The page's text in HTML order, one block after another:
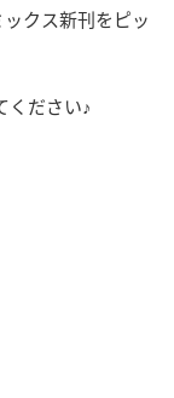
クス新刊をピッ
ください♪